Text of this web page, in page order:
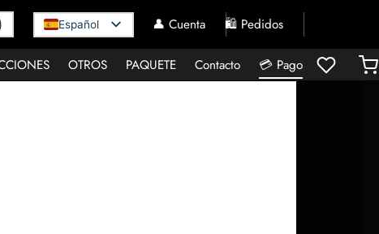
Español 👤 Cuenta 🛍️ Pedidos
OTROS PAQUETE Contacto 💳 Pago